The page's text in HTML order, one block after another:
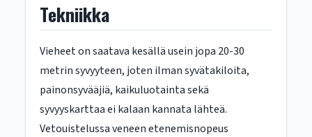
Tekniikka
Vieheet on saatava kesällä usein jopa 20-30
metrin syvyyteen, joten ilman syvätakiloita,
painonsyvääjiä, kaikuluotainta sekä
syvyyskarttaa ei kalaan kannata lähteä.
Vetouistelussa veneen etenemisnopeus